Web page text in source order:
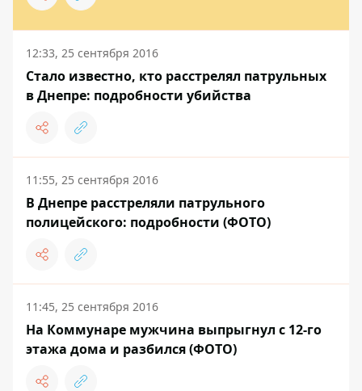
12:33, 25 сентября 2016
Стало известно, кто расстрелял патрульных
в Днепре: подробности убийства
11:55, 25 сентября 2016
В Днепре расстреляли патрульного
полицейского: подробности (ФОТО)
11:45, 25 сентября 2016
На Коммунаре мужчина выпрыгнул с 12-го
этажа дома и разбился (ФОТО)